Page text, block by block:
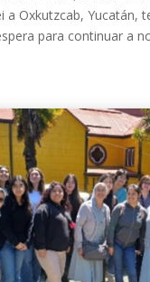
a Oxkutzcab, Yucatán,
para continuar a